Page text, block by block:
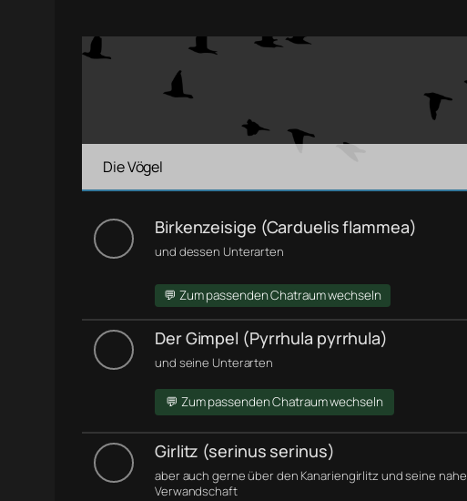
Die Vögel
Birkenzeisige (Carduelis flammea)
und dessen Unterarten
💬 Zum passenden Chatraum wechseln
Der Gimpel (Pyrrhula pyrrhula)
und seine Unterarten
💬 Zum passenden Chatraum wechseln
Girlitz (serinus serinus)
aber auch gerne über den Kanariengirlitz und seine nahe
Verwandschaft